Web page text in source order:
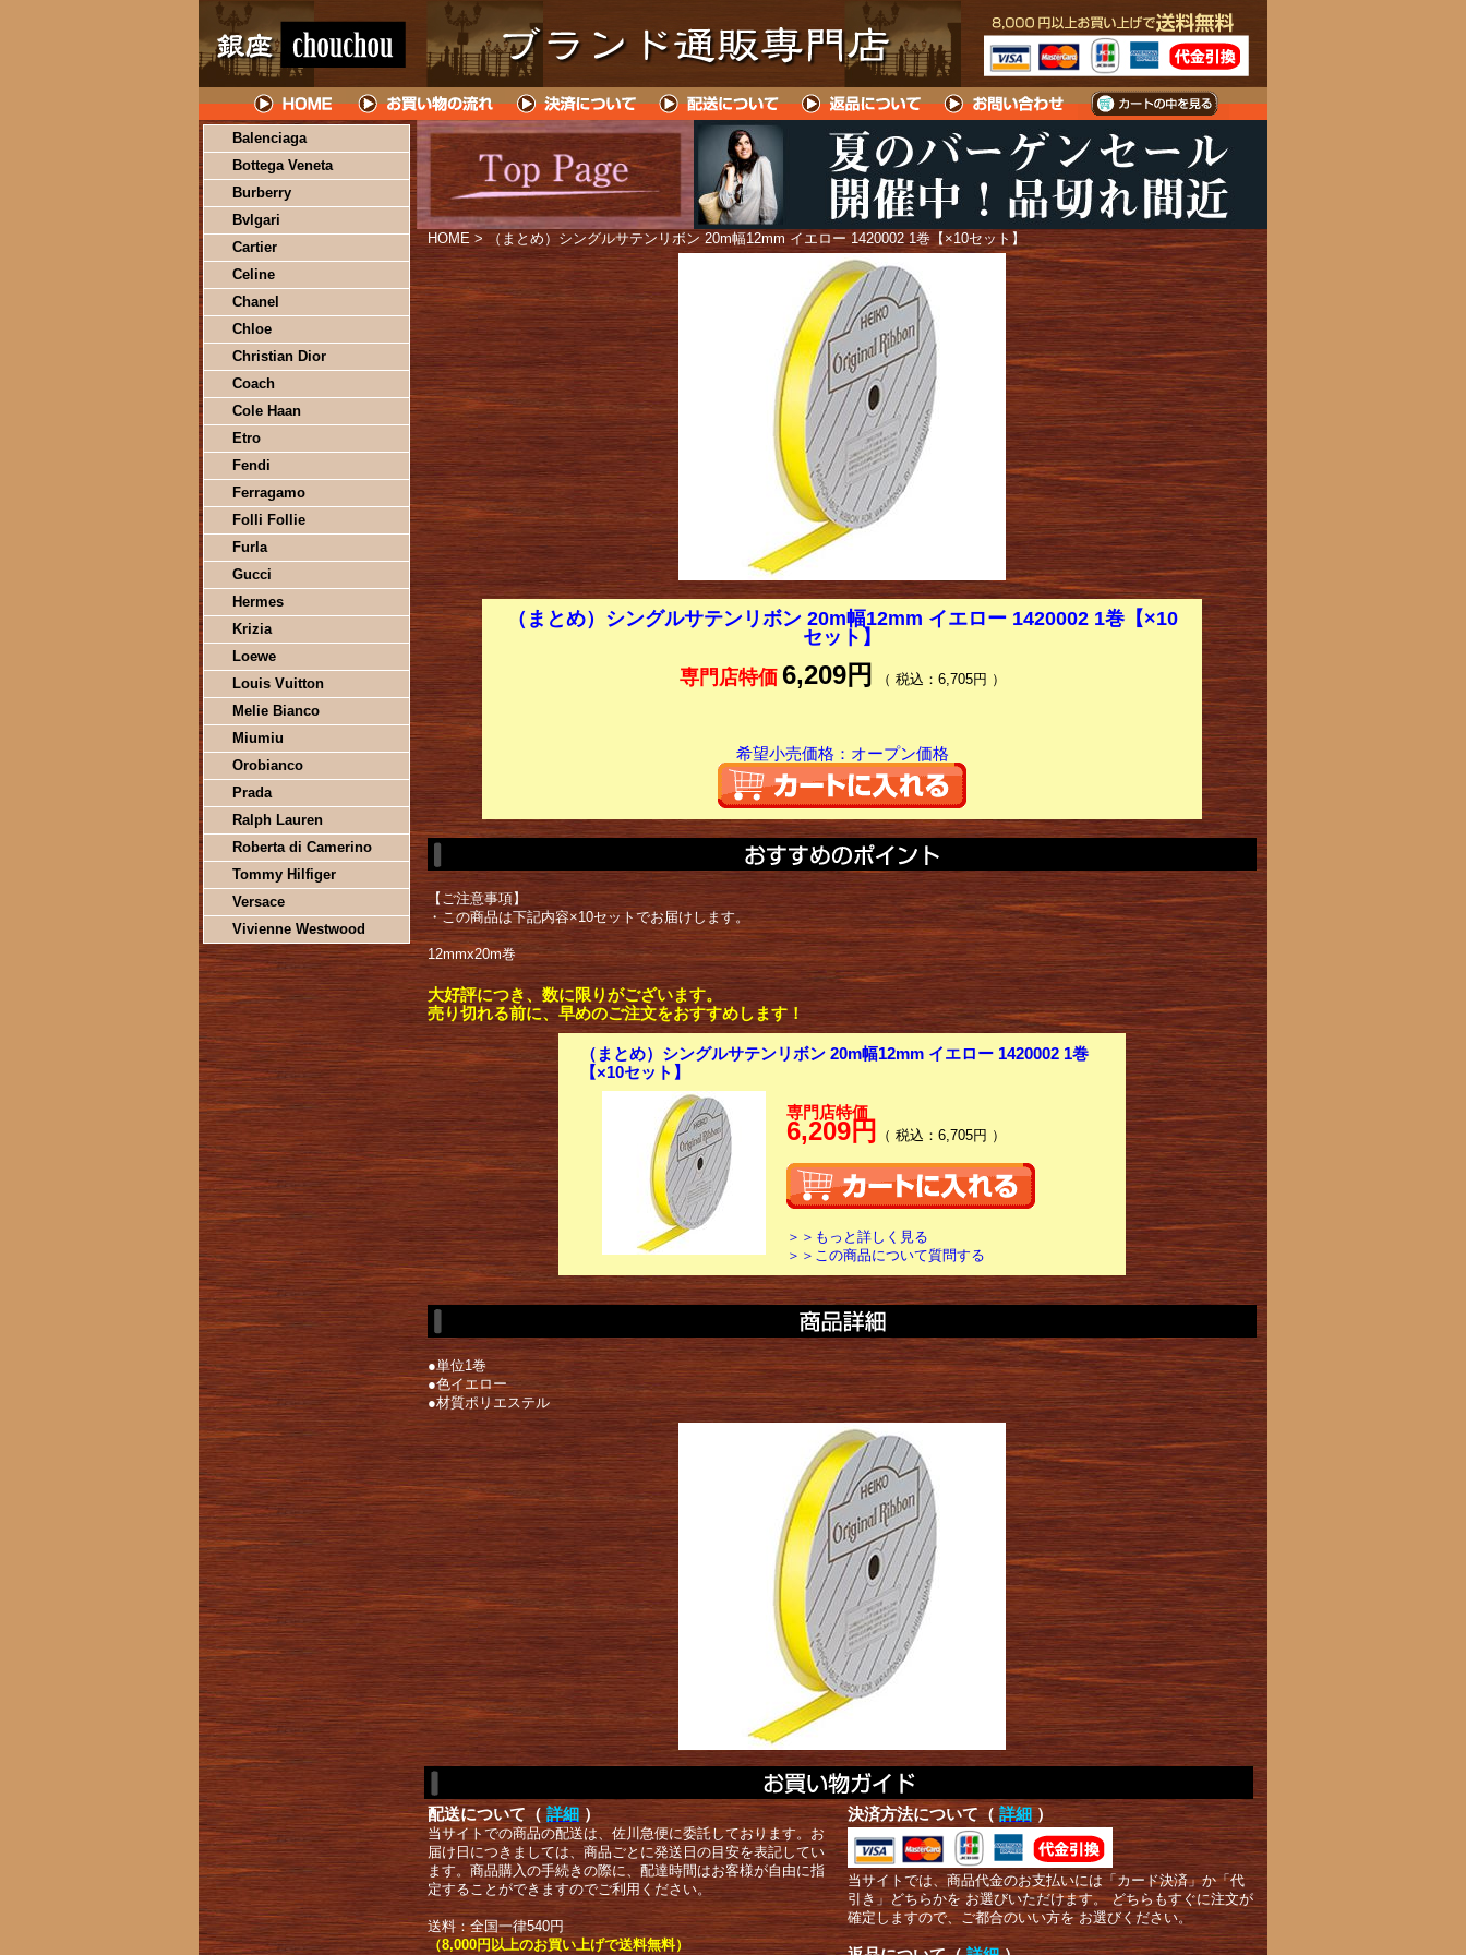
Balenciaga
Bottega Veneta
Burberry
Bvlgari
Cartier
Celine
Chanel
Chloe
Christian Dior
Coach
Cole Haan
Etro
Fendi
Ferragamo
Folli Follie
Furla
Gucci
Hermes
Krizia
Loewe
Louis Vuitton
Melie Bianco
Miumiu
Orobianco
Prada
Ralph Lauren
Roberta di Camerino
Tommy Hilfiger
Versace
Vivienne Westwood
HOME > （まとめ）シングルサテンリボン 20m幅12mm イエロー 1420002 1巻【×10セット】
（まとめ）シングルサテンリボン 20m幅12mm イエロー 1420002 1巻【×10
セット】
専門店特価 6,209円 （ 税込：6,705円 ）
希望小売価格：オープン価格
【ご注意事項】
・この商品は下記内容×10セットでお届けします。
12mmx20m巻
大好評につき、数に限りがございます。
売り切れる前に、早めのご注文をおすすめします！
（まとめ）シングルサテンリボン 20m幅12mm イエロー 1420002 1巻
【×10セット】
専門店特価
6,209円 （ 税込：6,705円 ）
＞＞もっと詳しく見る
＞＞この商品について質問する
●単位1巻
●色イエロー
●材質ポリエステル
配送について（ 詳細 ）
当サイトでの商品の配送は、佐川急便に委託しております。お
届け日につきましては、商品ごとに発送日の目安を表記してい
ます。商品購入の手続きの際に、配達時間はお客様が自由に指
定することができますのでご利用ください。
送料：全国一律540円
（8,000円以上のお買い上げで送料無料）
決済方法について（ 詳細 ）
当サイトでは、商品代金のお支払いには「カード決済」か「代
引き」どちらかを お選びいただけます。 どちらもすぐに注文が
確定しますので、ご都合のいい方を お選びください。